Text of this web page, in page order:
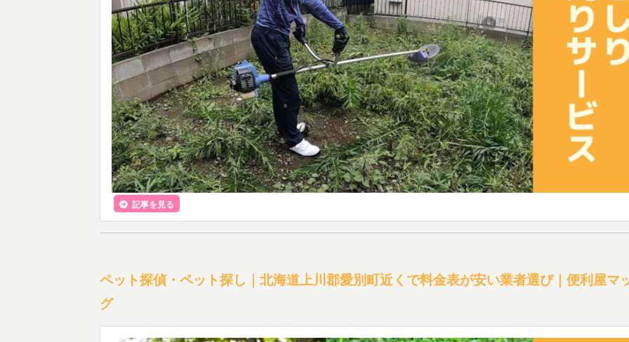
記事を見る
ペット探偵・ペット探し｜北海道上川郡愛別町近くで料金表が安い業者選び｜便利屋マ
グ